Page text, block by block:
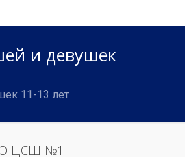
и девушек
11-13 лет
ЦСШ №1